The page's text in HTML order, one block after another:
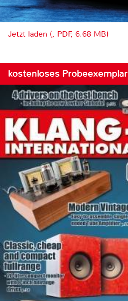
Jetzt laden (, PDF, 6.68 MB)
kostenloses Probeexemplar